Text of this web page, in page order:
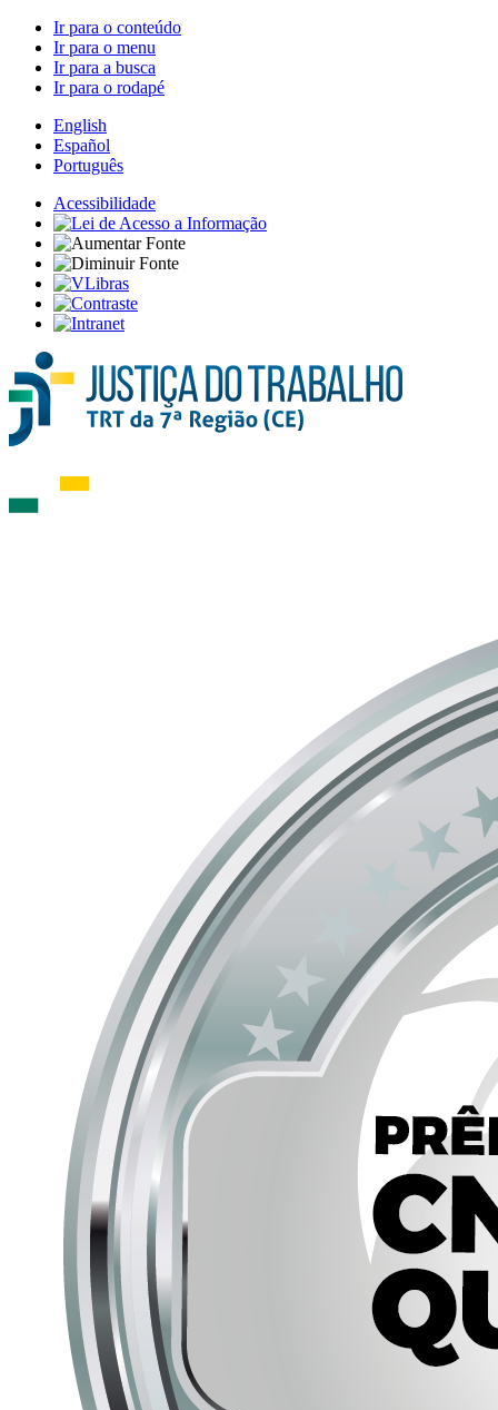
Ir para o conteúdo
Ir para o menu
Ir para a busca
Ir para o rodapé
English
Español
Português
Acessibilidade